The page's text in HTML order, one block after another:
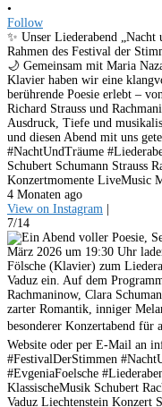
•
Follow
✨ Unser Liederabend „Nacht
Rahmen des Festival der
🌙 Gemeinsam mit Maria
Klavier haben wir eine
berührende Poesie erlebt –
Richard Strauss und
Ausdruck, Tiefe und
und diesen Abend mit uns
#NachtUndTräume
Schubert Schumann Strauss
Konzertmomente LiveMusic
4 Monaten ago
View on Instagram
7/14